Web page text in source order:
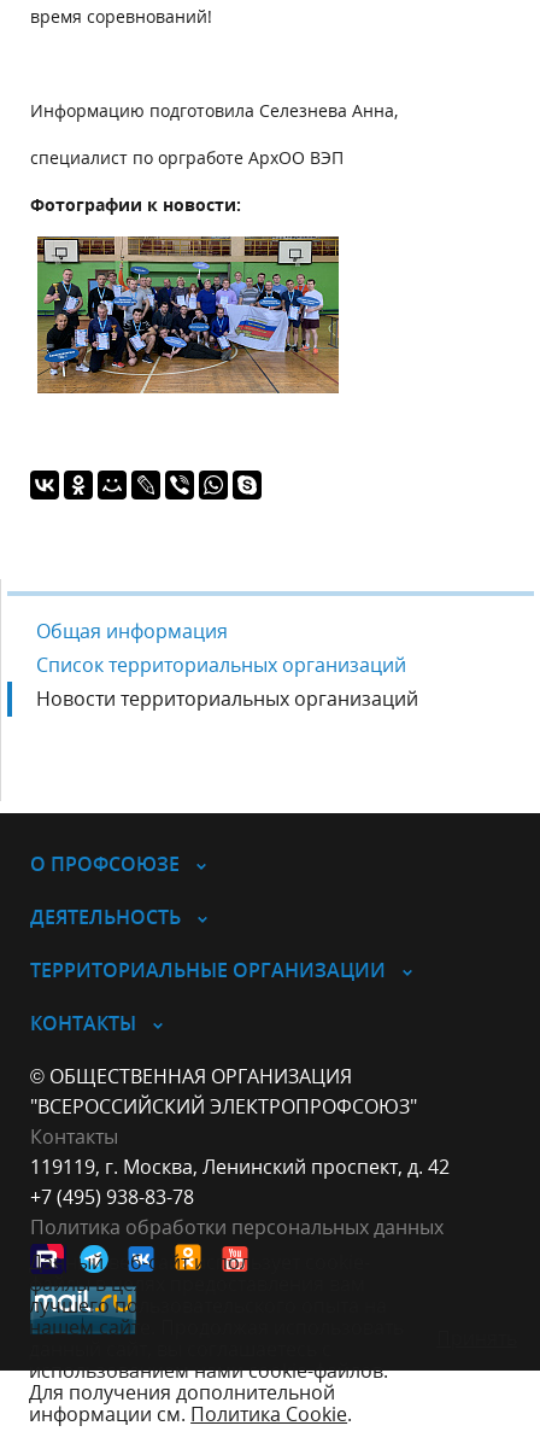
время соревнований!
Информацию подготовила Селезнева Анна,
специалист по оргработе АрхОО ВЭП
Фотографии к новости:
Общая информация
Список территориальных организаций
Новости территориальных организаций
О ПРОФСОЮЗЕ
ДЕЯТЕЛЬНОСТЬ
ТЕРРИТОРИАЛЬНЫЕ ОРГАНИЗАЦИИ
КОНТАКТЫ
© ОБЩЕСТВЕННАЯ ОРГАНИЗАЦИЯ
"ВСЕРОССИЙСКИЙ ЭЛЕКТРОПРОФСОЮЗ"
Контакты
119119, г. Москва, Ленинский проспект, д. 42
+7 (495) 938-83-78
Политика обработки персональных данных
Данный веб-сайт использует cookie-
файлы в целях предоставления вам
лучшего пользовательского опыта на
нашем сайте. Продолжая использовать
использованием нами cookie-файлов.
Для получения дополнительной
информации см. Политика Cookie.